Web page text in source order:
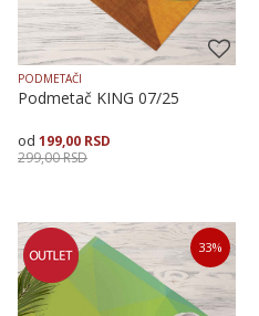
PODMETAČI
Podmetač KING 07/25
199,00 RSD
299,00RSD
Dodaj u korpu
33%